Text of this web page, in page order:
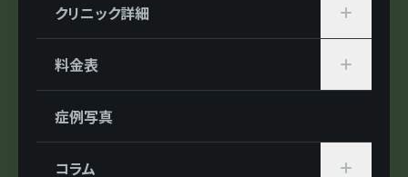
クリニック詳細
料金表
症例写真
コラム